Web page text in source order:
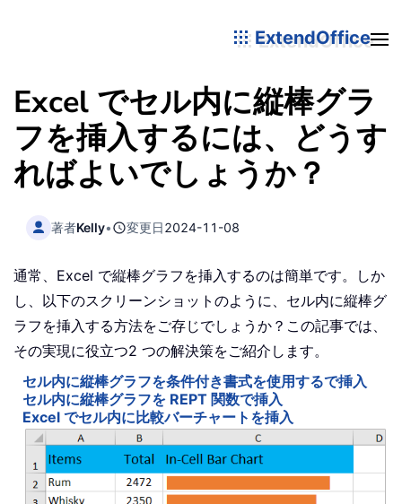
ExtendOffice
Excel でセル内に縦棒グラ
フを挿入するには、どうす
ればよいでしょうか？
著者Kelly• 変更日2024-11-08
通常、Excel で縦棒グラフを挿入するのは簡単です。しか
し、以下のスクリーンショットのように、セル内に縦棒グ
ラフを挿入する方法をご存じでしょうか？この記事では、
その実現に役立つ2 つの解決策をご紹介します。
セル内に縦棒グラフを条件付き書式を使用するで挿入
セル内に縦棒グラフを REPT 関数で挿入
Excel でセル内に比較バーチャートを挿入